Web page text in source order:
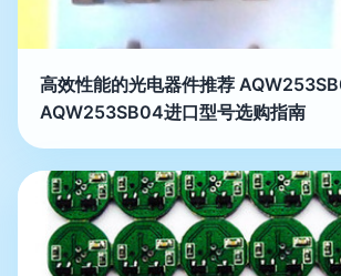
高效性能的光电器件推荐
AQW253SB04进口型号选购指南